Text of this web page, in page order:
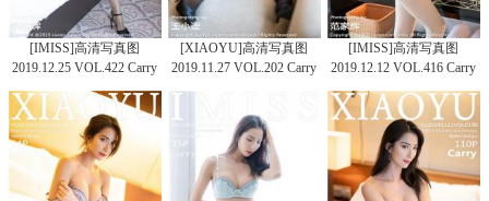
[IMISS]高清写真图
2019.12.25 VOL.422 Carry
[XIAOYU]高清写真图
2019.11.27 VOL.202 Carry
[IMISS]高清写真图
2019.12.12 VOL.416 Carry